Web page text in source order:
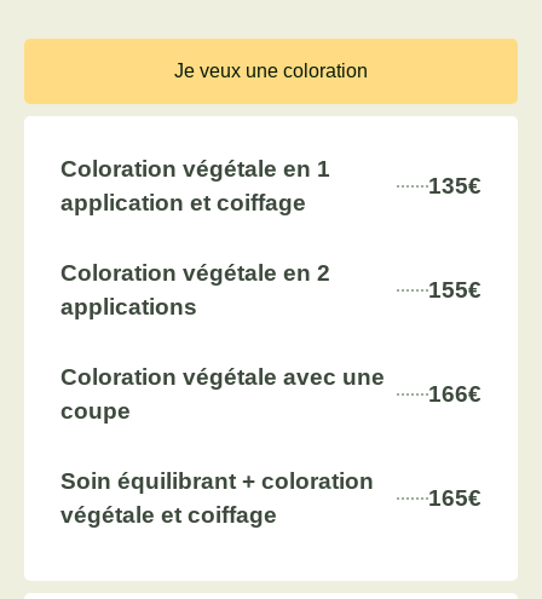
Je veux une coloration
Coloration végétale en 1
application et coiffage
135€
Coloration végétale en 2
applications
155€
Coloration végétale avec une
coupe
166€
Soin équilibrant + coloration
végétale et coiffage
165€